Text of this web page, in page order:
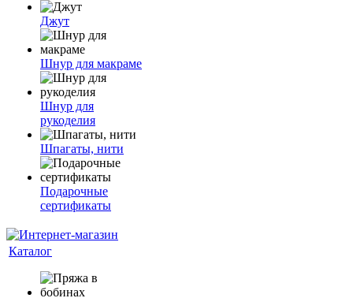
Джут
Шнур для макраме
Шнур для
рукоделия
Шпагаты, нити
Подарочные
сертификаты
Каталог